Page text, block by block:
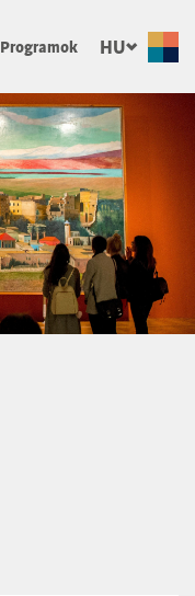
Programok HU